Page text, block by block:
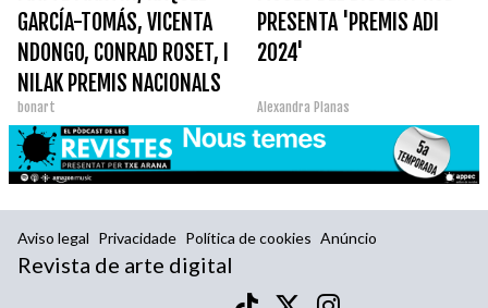
GARCÍA-TOMÁS, VICENTA
NDONGO, CONRAD ROSET, I
NILAK PREMIS NACIONALS
DE CULTURA 2024
bonart
PRESENTA 'PREMIS ADI
2024'
Alexandra Planas
Aviso legal Privacidade Política de cookies Anúncio
Revista de arte digital